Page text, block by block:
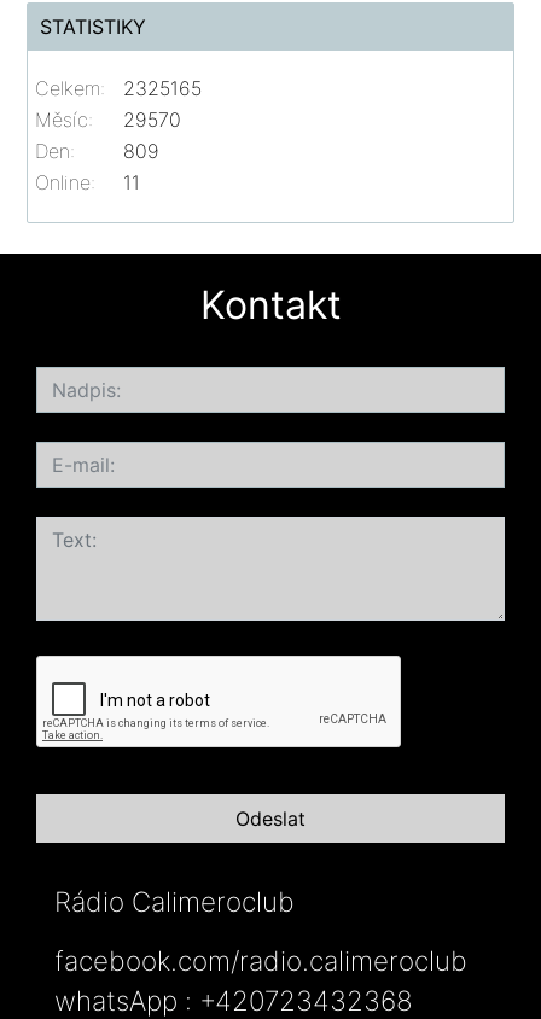
STATISTIKY
Online: 11
Celkem:
2325165
Měsíc:
29570
Den:
809
Kontakt
Rádio Calimeroclub
facebook.com/radio.calimeroclub
whatsApp : +420723432368